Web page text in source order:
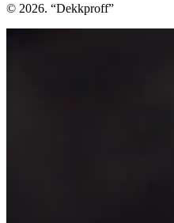
© 2026. “Dekkproff”